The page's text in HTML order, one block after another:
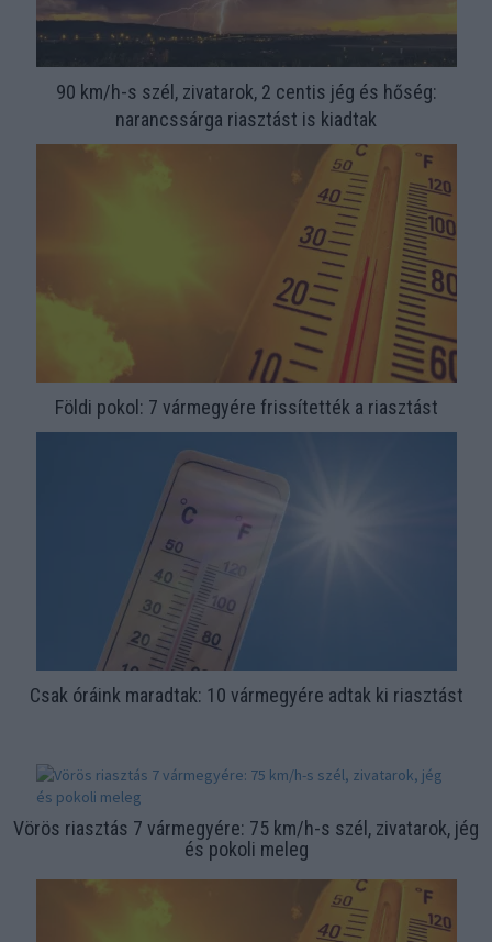
90 km/h-s szél, zivatarok, 2 centis jég és hőség:
narancssárga riasztást is kiadtak
Földi pokol: 7 vármegyére frissítették a riasztást
Csak óráink maradtak: 10 vármegyére adtak ki riasztást
Vörös riasztás 7 vármegyére: 75 km/h-s szél, zivatarok, jég
és pokoli meleg